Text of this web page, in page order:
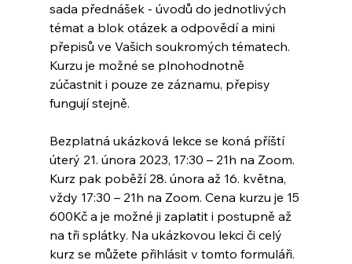
sada přednášek - úvodů do jednotlivých
témat a blok otázek a odpovědí a mini
přepisů ve Vašich soukromých tématech.
Kurzu je možné se plnohodnotně
zúčastnit i pouze ze záznamu, přepisy
fungují stejně.
Bezplatná ukázková lekce se koná příští
úterý 21. února 2023, 17:30 – 21h na Zoom.
Kurz pak poběží 28. února až 16. května,
vždy 17:30 – 21h na Zoom. Cena kurzu je 15
600Kč a je možné ji zaplatit i postupně až
na tři splátky. Na ukázkovou lekci či celý
kurz se můžete přihlásit v tomto formuláři.